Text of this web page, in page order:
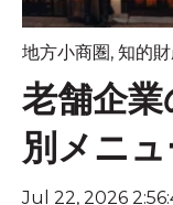
地方小商圏, 知的
老舗企
別メニ
Jul 22, 2026